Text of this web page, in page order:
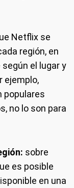
Netflix se
región, en
el lugar y
ejemplo,
populares
no lo son para
sobre
es posible
en una